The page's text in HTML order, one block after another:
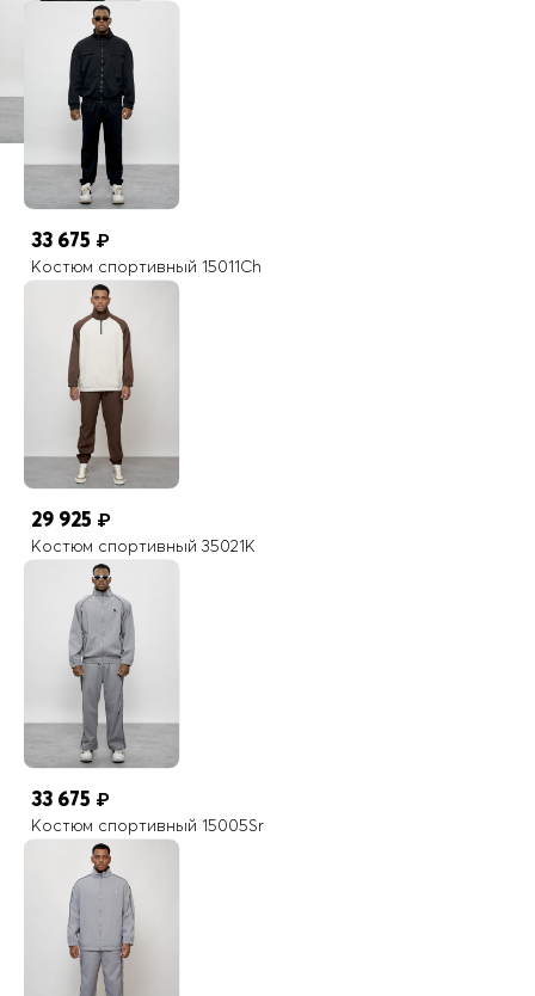
33 675 ₽
Костюм спортивный 15011Ch
29 925 ₽
Костюм спортивный 35021K
33 675 ₽
Костюм спортивный 15005Sr